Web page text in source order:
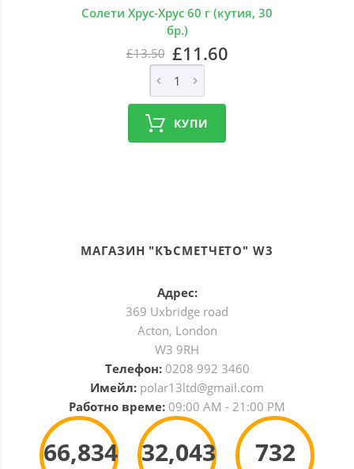
Солети Хрус-Хрус 60 г (кутия, 30
бр.)
£13.50 £11.60
КУПИ
МАГАЗИН "КЪСМЕТЧЕТО" W3
Адрес:
369 Uxbridge road
Acton, London
W3 9RH
Телефон: 0208 992 3460
Имейл: polar13ltd@gmail.com
Работно време: 09:00 AM - 21:00 PM
66,834 32,043 732